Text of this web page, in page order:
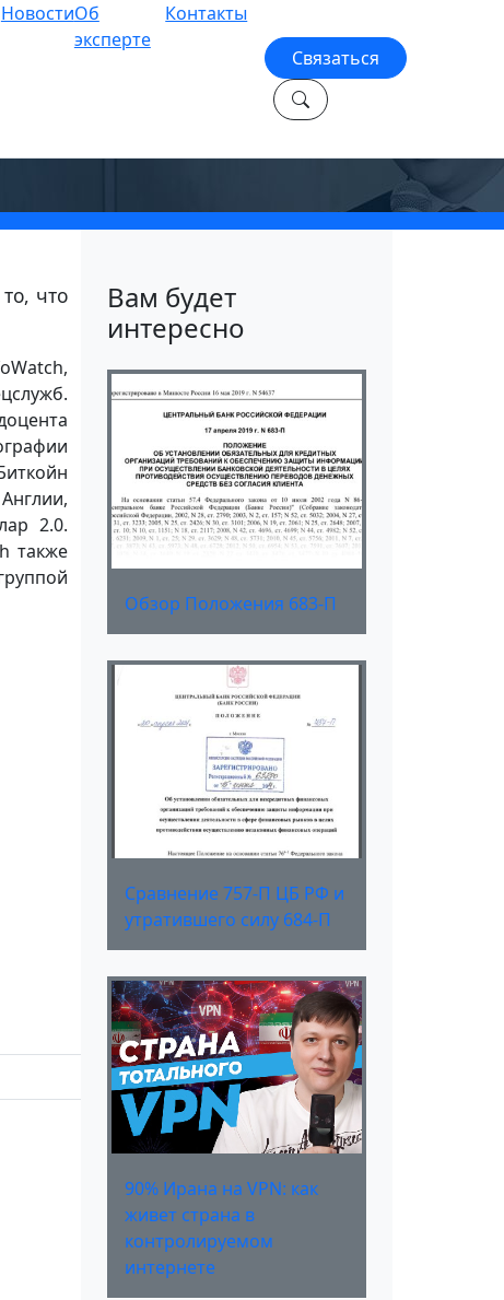
НовостиОб
эксперте
Контакты
Связаться
что
2.0.
также
Вам будет
интересно
Обзор Положения 683-П
Сравнение 757-П ЦБ РФ и
утратившего силу 684-П
90% Ирана на VPN: как
живет страна в
контролируемом
интернете